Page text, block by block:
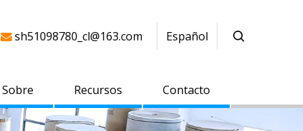
 sh51098780_cl@163.com Español
Sobre Recursos Contacto